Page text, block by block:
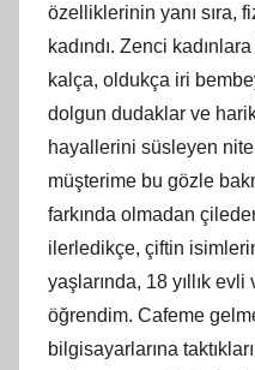
özelliklerinin yanı sıra,
kadındı. Zenci
kalça, oldukça iri
dolgun dudaklar ve
hayallerini süsleyen
müşterime bu gözle
farkında olmadan
ilerledikçe, çiftin
yaşlarında, 18 yıllık
öğrendim. Cafeme
bilgisayarlarına